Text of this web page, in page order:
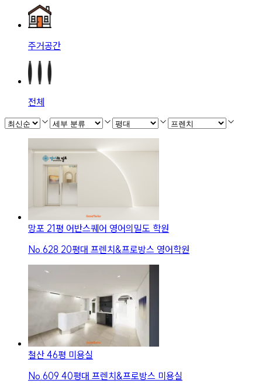
주거공간
전체
망포 21평 어반스퀘어 영어의밀도 학원
No. 628 20평대 프렌치&프로방스 영어학원
철산 46평 미용실
No. 609 40평대 프렌치&프로방스 미용실